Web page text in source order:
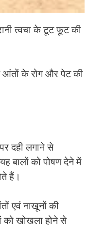
त्वचा के टूट फूट की
आंतों के रोग और पेट की
दही लगाने से
बालों को पोषण देने में
हैं।
एवं नाखूनों की
को खोखला होने से